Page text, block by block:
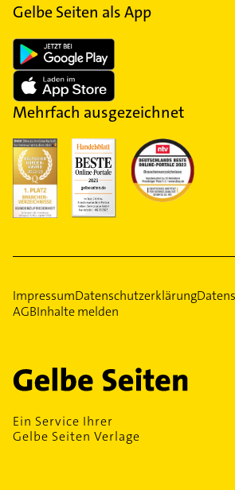
Gelbe Seiten als App
Mehrfach ausgezeichnet
ImpressumDatenschutzerklärung
AGBInhalte melden
Ein Service Ihrer
Gelbe Seiten Verlage